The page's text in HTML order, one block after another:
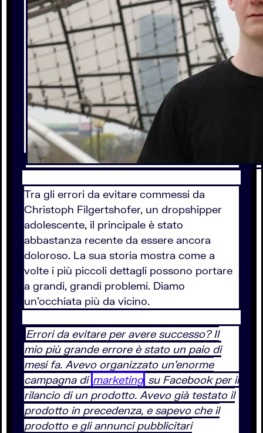
Tra gli errori da evitare commessi da
Christoph Filgertshofer, un dropshipper
adolescente, il principale è stato
abbastanza recente da essere ancora
doloroso. La sua storia mostra come a
volte i più piccoli dettagli possono portare
a grandi, grandi problemi. Diamo
un’occhiata più da vicino.
Errori da evitare per avere successo? Il
mio più grande errore è stato un paio di
mesi fa. Avevo organizzato un’enorme
campagna di marketing su Facebook per il
rilancio di un prodotto. Avevo già testato il
prodotto in precedenza, e sapevo che il
prodotto e gli annunci pubblicitari